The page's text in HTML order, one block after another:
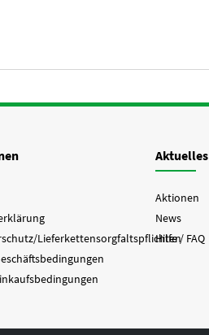
Lieferkettensorgfaltspflichten
Aktuelles
Aktionen
News
Hilfe / FAQ